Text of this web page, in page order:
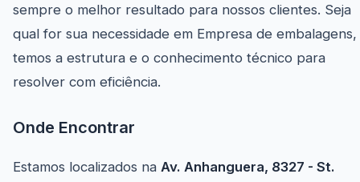
sempre o melhor resultado para nossos clientes. Seja
qual for sua necessidade em Empresa de embalagens,
temos a estrutura e o conhecimento técnico para
resolver com eficiência.
Onde Encontrar
Estamos localizados na Av. Anhanguera, 8327 - St.